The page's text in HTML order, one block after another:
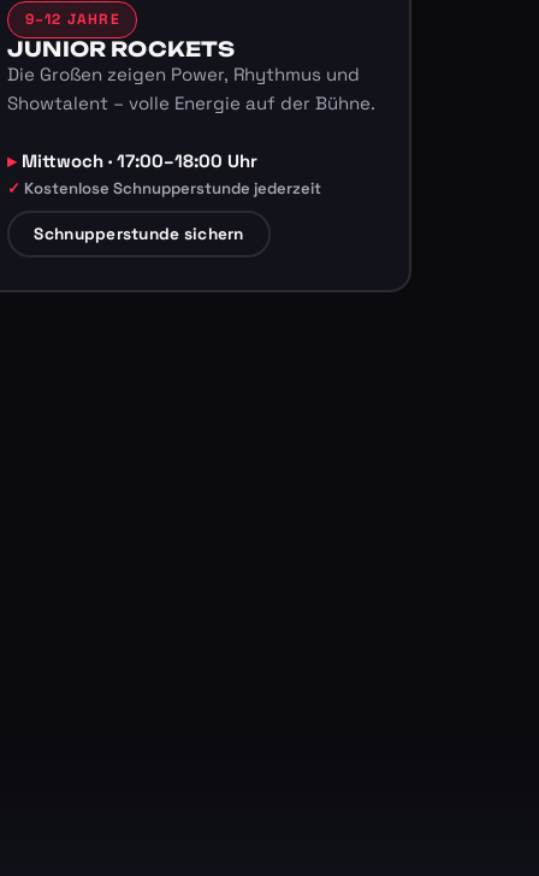
9–12 JAHRE
JUNIOR ROCKETS
Die Großen zeigen Power, Rhythmus und
Showtalent – volle Energie auf der Bühne.
Mittwoch · 17:00–18:00 Uhr
Kostenlose Schnupperstunde jederzeit
Schnupperstunde sichern